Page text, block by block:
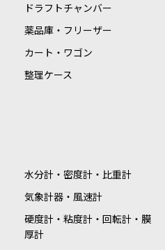
ドラフトチャンバー
薬品庫・フリーザー
カート・ワゴン
整理ケース
水分計・密度計・比重計
気象計器・風速計
硬度計・粘度計・回転計・膜
厚計